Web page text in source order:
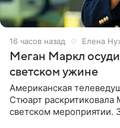
16 часов назад Елена
Меган Маркл
светском ужине
Американская
Стюарт
светском мероприятии.